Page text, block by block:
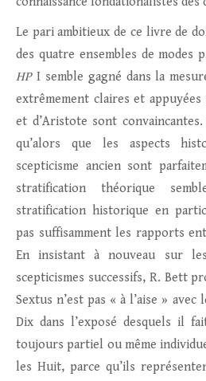
Le pari ambitieux de ce livre de
des quatre ensembles de modes
HPI semble gagné dans la
extrêmement claires et
et d’Aristote sont
qu’alors que les aspects
scepticisme ancien sont
stratification théorique
stratification historique en
pas suffisamment les rapports
En insistant à nouveau sur
scepticismes successifs, R. Bett
Sextus n’est pas « à l’aise »
Dix dans l’exposé desquels il
toujours partiel ou même
les Huit, parce qu’ils